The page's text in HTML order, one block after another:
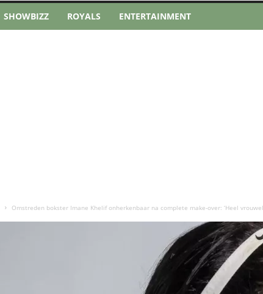
SHOWBIZZ ROYALS ENTERTAINMENT
Omstreden bokster Imane Khelif onherkenbaar na complete make-over: ‘Heel